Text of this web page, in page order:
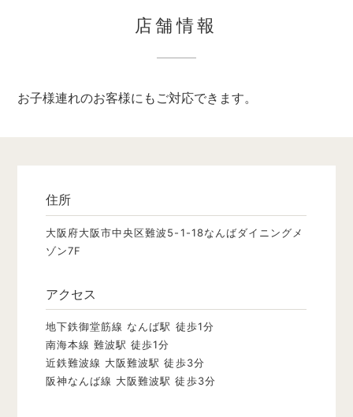
店舗情報
お子様連れのお客様にもご対応できます。
住所
大阪府大阪市中央区難波5-1-18なんばダイニングメ
ゾン7F
アクセス
地下鉄御堂筋線 なんば駅 徒歩1分
南海本線 難波駅 徒歩1分
近鉄難波線 大阪難波駅 徒歩3分
阪神なんば線 大阪難波駅 徒歩3分